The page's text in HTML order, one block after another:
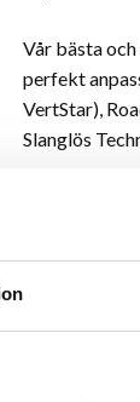
Vår bästa
perfekt
VertStar),
Slanglös
Vi på
Oavsett
sport
tydliga
Det finns